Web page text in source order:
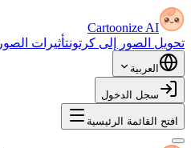
Cartoonize AI
تحويل الصور إلى كرتونتأثيرات الصور
العربية
سجل الدخول
افتح القائمة الرئيسية